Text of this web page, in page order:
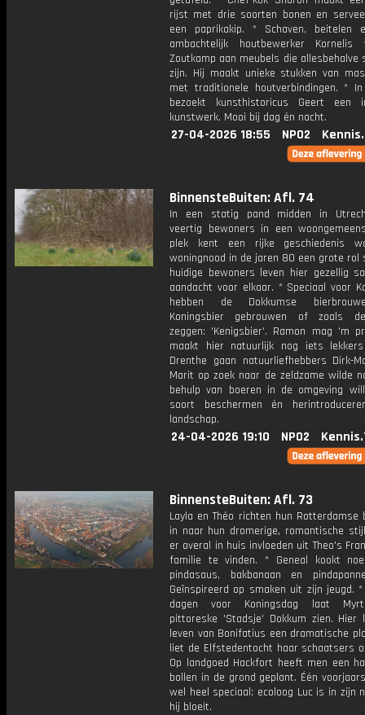
rijst met drie soorten bonen en
een paprikakip. * Schaven, beitelen
ambachtelijk houtbewerker
Zoutkamp aan meubels die allesbehalve
zijn. Hij maakt unieke stukken van
met traditionele houtverbindingen. * In
bezoekt kunsthistoricus Geert een
kunstwerk. Mooi bij dag én nacht.
27-04-2026 18:55 NPO2
BinnensteBuiten: Afl. 74
In een statig pand midden in
veertig bewoners in een
plek kent een rijke geschiedenis
woningnood in de jaren 80 een grote rol
huidige bewoners leven hier gezellig
aandacht voor elkaar. * Speciaal voor
hebben de Dokkumse
Koningsbier gebrouwen of zoals
zeggen: 'Kenigsbier'. Ramon mag 'm
maakt hier natuurlijk nog iets
Drenthe gaan natuurliefhebbers Dirk-
Marit op zoek naar de zeldzame wilde
behulp van boeren in de omgeving
soort beschermen én
landschap.
24-04-2026 19:10 NPO2
BinnensteBuiten: Afl. 73
Layla en Théo richten hun Rotterdamse
in naar hun dromerige, romantische
er overal in huis invloeden uit Theo's
familie te vinden. * Geneal kookt
pindasaus, bakbanaan en
Geïnspireerd op smaken uit zijn jeugd.
dagen voor Koningsdag laat
pittoreske 'Stadsje' Dokkum zien. Hier
leven van Bonifatius een dramatische
liet de Elfstedentocht haar schaatsers
Op landgoed Hackfort heeft men een
bollen in de grond geplant. Één
wel heel speciaal; ecoloog Luc is in zijn
hij bloeit.